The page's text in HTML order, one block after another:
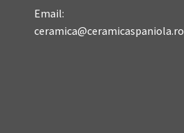
Email:
ceramica@ceramicaspaniola.ro